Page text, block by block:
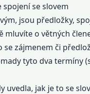
spojení se slovem
jsou předložky,
mluvíte o větných
se zájmenem či
tyto dva termíny
uvedla, jak je to se